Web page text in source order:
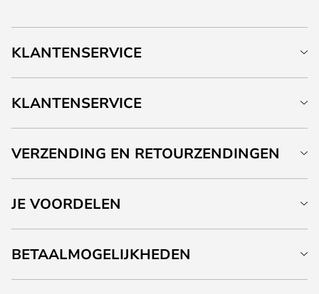
KLANTENSERVICE
KLANTENSERVICE
VERZENDING EN RETOURZENDINGEN
JE VOORDELEN
BETAALMOGELIJKHEDEN